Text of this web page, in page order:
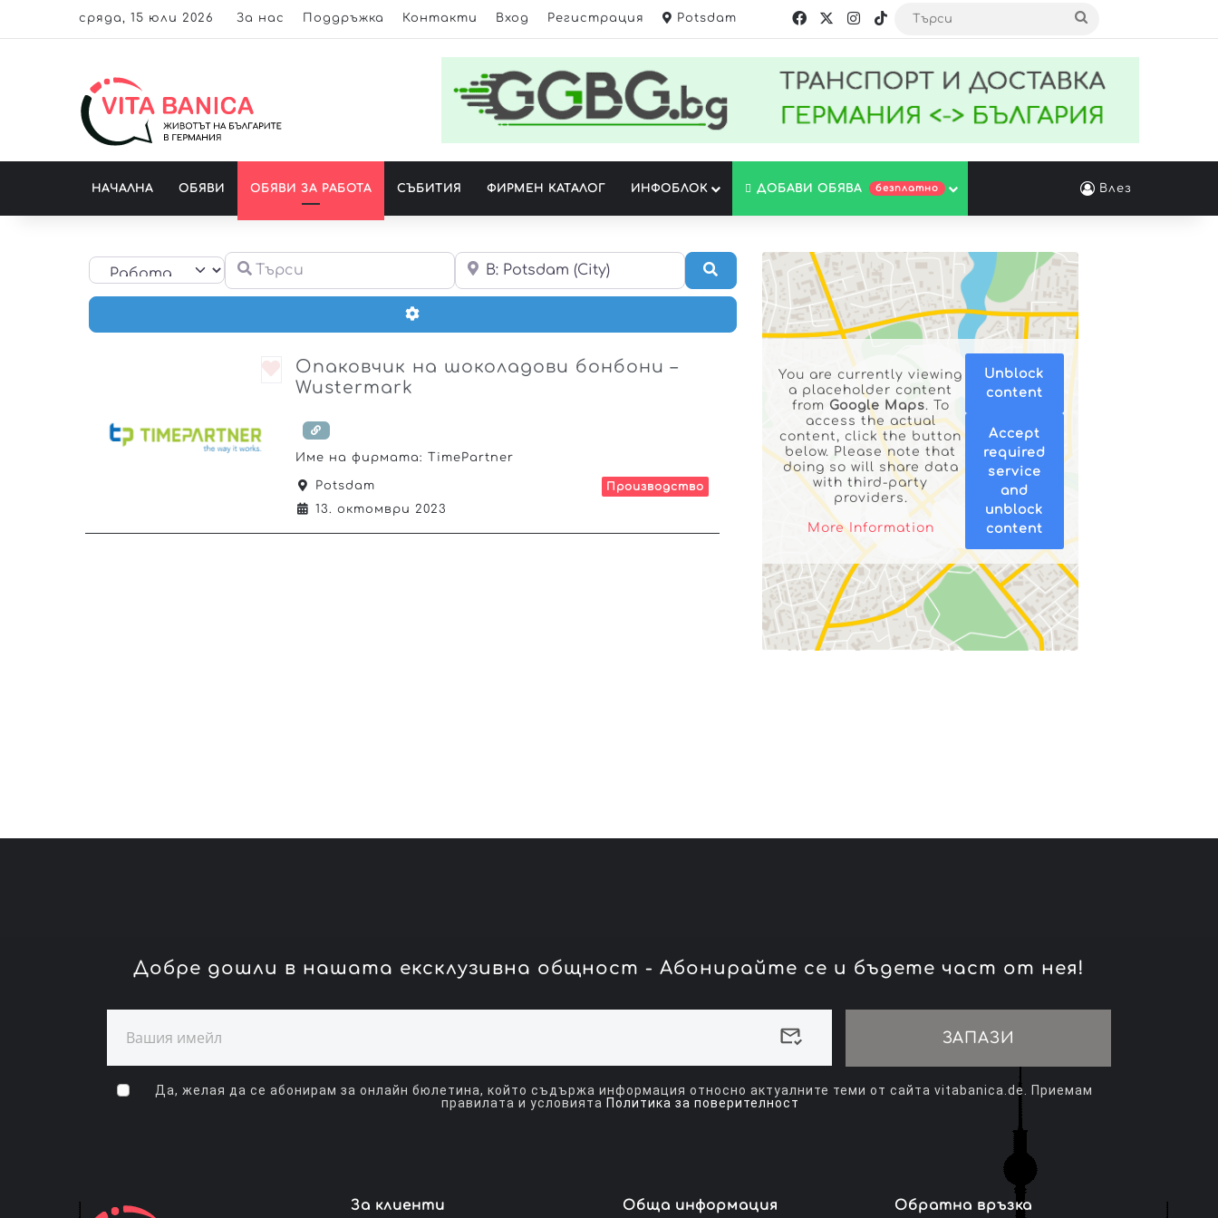
сряда, 15 юли 2026 За нас Поддръжка Контакти Вход Регистрация Potsdam
НАЧАЛНА ОБЯВИ ОБЯВИ ЗА РАБОТА СЪБИТИЯ ФИРМЕН КАТАЛОГ ИНФОБЛОК ДОБАВИ ОБЯВА безплатно Влез
Select search type Търси Около мен
Търсене
Разширени Филтри
Любим
Опаковчик на шоколадови бонбони –
Wustermark
Име на фирмата: TimePartner
Potsdam
13. октомври 2023
Производство
You are currently viewing
a placeholder content
from Google Maps. To
access the actual
content, click the button
below. Please note that
doing so will share data
with third-party
providers.
More Information
Unblock
content
Accept
required
service
and
unblock
content
Добре дошли в нашата ексклузивна общност - Абонирайте се и бъдете част от нея!
ЗАПАЗИ
Да, желая да се абонирам за онлайн бюлетина, който съдържа информация относно актуалните теми от сайта vitabanica.de. Приемам
правилата и условията Политика за поверителност
За клиенти Обща информация Обратна връзка